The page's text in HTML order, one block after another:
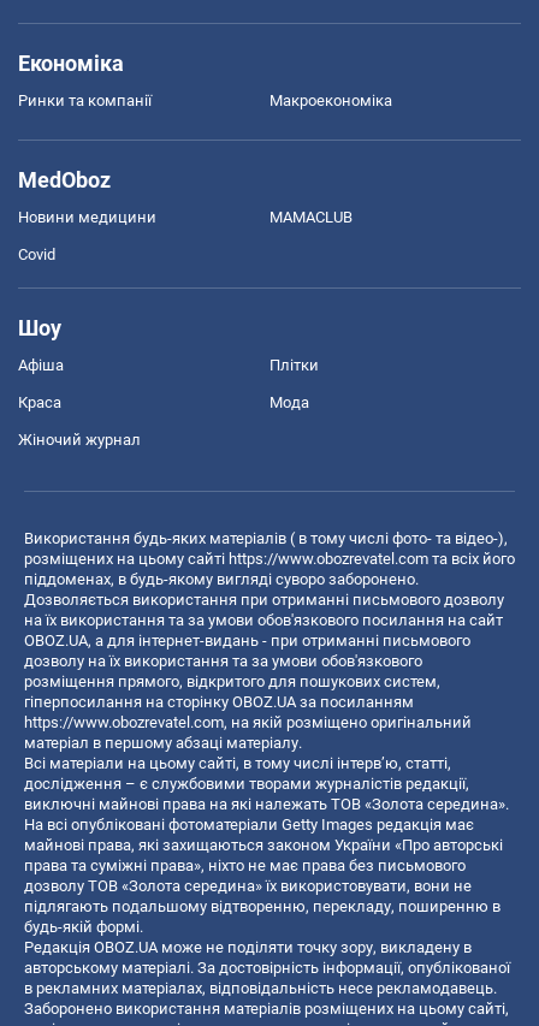
Економіка
Ринки та компанії Макроекономіка
MedOboz
Новини медицини MAMACLUB
Covid
Шоу
Афіша Плітки
Краса Мода
Жіночий журнал
Використання будь-яких матеріалів ( в тому числі фото- та відео-),
розміщених на цьому сайті https://www.obozrevatel.com та всіх його
піддоменах, в будь-якому вигляді суворо заборонено.
Дозволяється використання при отриманні письмового дозволу
на їх використання та за умови обов'язкового посилання на сайт
OBOZ.UA, а для інтернет-видань - при отриманні письмового
дозволу на їх використання та за умови обов'язкового
розміщення прямого, відкритого для пошукових систем,
гіперпосилання на сторінку OBOZ.UA за посиланням
https://www.obozrevatel.com, на якій розміщено оригінальний
матеріал в першому абзаці матеріалу.
Всі матеріали на цьому сайті, в тому числі інтерв’ю, статті,
дослідження – є службовими творами журналістів редакції,
виключні майнові права на які належать ТОВ «Золота середина».
На всі опубліковані фотоматеріали Getty Images редакція має
майнові права, які захищаються законом України «Про авторські
права та суміжні права», ніхто не має права без письмового
дозволу ТОВ «Золота середина» їх використовувати, вони не
підлягають подальшому відтворенню, перекладу, поширенню в
будь-якій формі.
Редакція OBOZ.UA може не поділяти точку зору, викладену в
авторському матеріалі. За достовірність інформації, опублікованої
в рекламних матеріалах, відповідальність несе рекламодавець.
Заборонено використання матеріалів розміщених на цьому сайті,